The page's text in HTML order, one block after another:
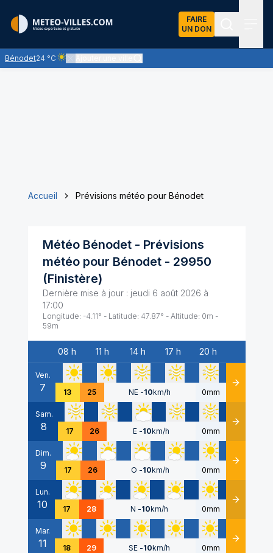
FAIRE
UN DON
Bénodet24 °C
Ciel clair - quasiment pas de nuages et un soleil
Accueil Prévisions météo pour Bénodet
Météo Bénodet- Prévisions
météo pour Bénodet- 29950
(Finistère)
Dernière mise à jour : jeudi 6 août 2026 à
17:00
Longitude: -4.11° - Latitude: 47.87° - Altitude: 0m -
59m
Date
08 h 11 h 14 h 17 h 20 h
Ven.
7 13 25 NE -10km/h 0mm Détails
Sam.
8 17 26 E -10km/h 0mm Détails
Dim.
9 17 26 O -10km/h 0mm Détails
Lun.
10 17 28 N -10km/h 0mm Détails
Mar.
11 18 29 SE -10km/h 0mm Détails